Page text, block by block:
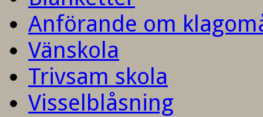
Anförande om
Vänskola
Trivsam skola
Visselblåsning